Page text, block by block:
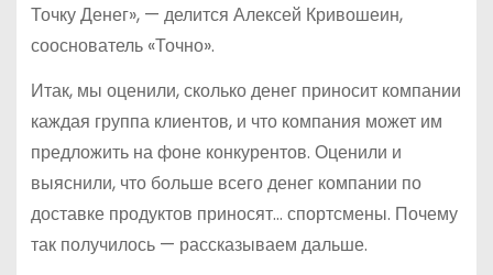
Точку Денег», — делится Алексей Кривошеин,
сооснователь «Точно».
Итак, мы оценили, сколько денег приносит компании
каждая группа клиентов, и что компания может им
предложить на фоне конкурентов. Оценили и
выяснили, что больше всего денег компании по
доставке продуктов приносят… спортсмены. Почему
так получилось — рассказываем дальше.